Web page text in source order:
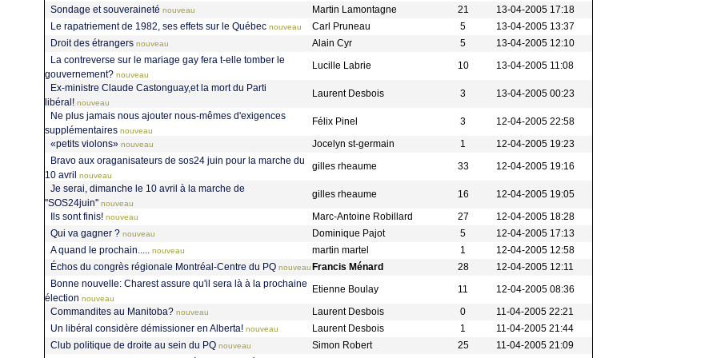
Sondage et souveraineté nouveau Martin Lamontagne 21
13-04-2005 17:18
Le rapatriement de 1982, ses effets sur le Québec nouveau Carl Pruneau 5
13-04-2005 13:37
Droit des étrangers nouveau Alain Cyr 5
13-04-2005 12:10
La contreverse sur le mariage gay fera t-elle tomber le
gouvernement? nouveau
Lucille Labrie 10
13-04-2005 11:08
Ex-ministre Claude Castonguay,et la mort du Parti
libéral! nouveau
Laurent Desbois 3
13-04-2005 00:23
Ne plus jamais nous ajouter nous-mêmes d'exigences
supplémentaires nouveau
Félix Pinel 3
12-04-2005 22:58
«petits violons» nouveau Jocelyn st-germain 1
12-04-2005 19:23
Bravo aux oraganisateurs de sos24 juin pour la marche du
10 avril
nouveau
gilles rheaume 33
12-04-2005 19:16
Je serai, dimanche le 10 avril à la marche de
''SOS24juin'' nouveau
gilles rheaume 16
12-04-2005 19:05
Ils sont finis! nouveau Marc-Antoine Robillard 27
12-04-2005 18:28
Qui va gagner ? nouveau Dominique Pajot 5
12-04-2005 17:13
A quand le prochain.....
nouveau martin martel 1
12-04-2005 12:58
Échos du congrès régionale Montréal-Centre du PQ nouveau Francis Ménard 28
12-04-2005 12:11
Bonne nouvelle: Charest assure qu'il sera là à la prochaine
élection nouveau
Etienne Boulay 11
12-04-2005 08:36
Commandites au Manitoba? nouveau Laurent Desbois 0
11-04-2005 22:21
Un libéral considère démissioner en Alberta! nouveau Laurent Desbois 1
11-04-2005 21:44
Club politique de droite au sein du PQ nouveau Simon Robert 25
11-04-2005 21:09